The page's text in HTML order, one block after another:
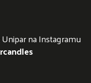
na Instagramu